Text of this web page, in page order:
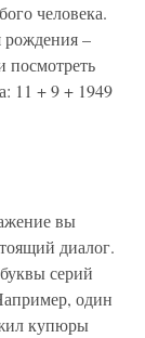
человека.
рождения –
посмотреть
11 + 9 + 1949
вы
диалог.
серий
один
купюры